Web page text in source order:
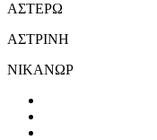
ΑΣΤΕΡΩ
ΑΣΤΡΙΝΗ
ΝΙΚΑΝΩΡ